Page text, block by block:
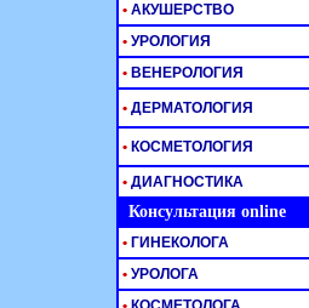
• АКУШЕРСТВО
• УРОЛОГИЯ
• ВЕНЕРОЛОГИЯ
• ДЕРМАТОЛОГИЯ
• КОСМЕТОЛОГИЯ
• ДИАГНОСТИКА
Консультация online
• ГИНЕКОЛОГА
• УРОЛОГА